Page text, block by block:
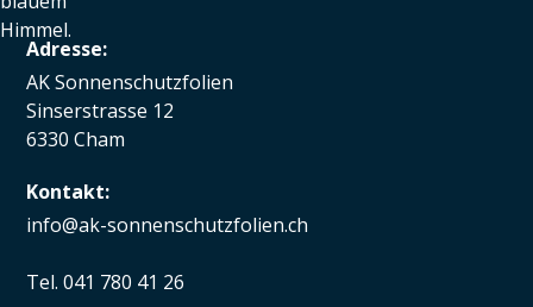
Adresse:
AK Sonnenschutzfolien
Sinserstrasse 12
6330 Cham
Kontakt:
info@ak-sonnenschutzfolien.ch
Tel. 041 780 41 26